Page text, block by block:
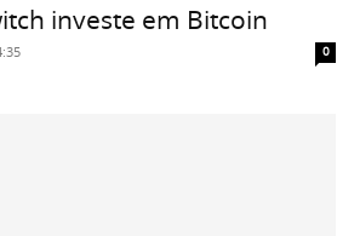
investe em Bitcoin
0